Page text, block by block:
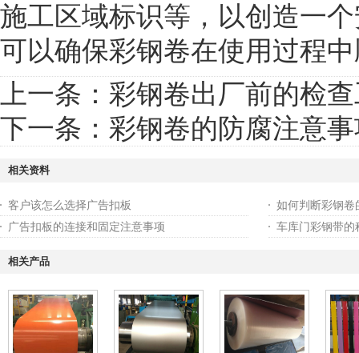
施工区域标识等，以创造一
可以确保彩钢卷在使用过程
上一条： 彩钢卷出厂前的检
下一条： 彩钢卷的防腐注意
相关资料
客户该怎么选择广告扣板
如何判断彩钢卷
广告扣板的连接和固定注意事项
车库门彩钢带的
相关产品